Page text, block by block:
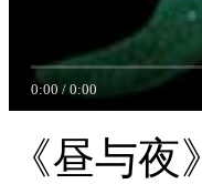
0:00 / 0:00
《昼与